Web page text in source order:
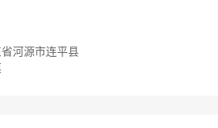
河源市连平县